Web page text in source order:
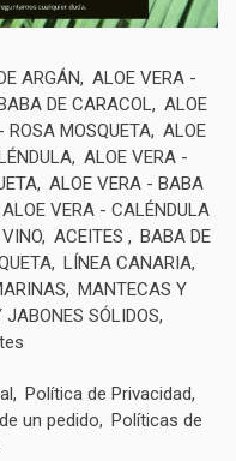
ARGÁN
ALOE VERA -
DE CARACOL ALOE
ROSA MOSQUETA ALOE
ALOE VERA -
ALOE VERA - BABA
ALOE VERA - CALÉNDULA
ACEITES
BABA DE
LÍNEA CANARIA
MANTECAS Y
JABONES SÓLIDOS
Política de Privacidad
un pedido
Políticas de